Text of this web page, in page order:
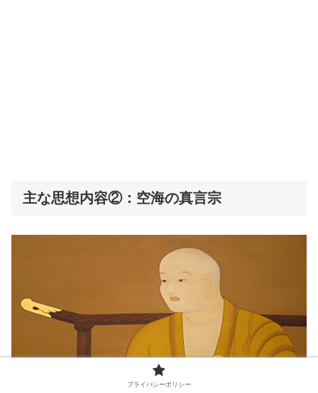
主な思想内容②：空海の真言宗
プライバシーポリシー